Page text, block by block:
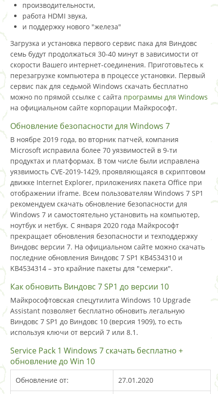
производительности,
работа HDMI звука,
и поддержку нового "железа"
Загрузка и установка первого сервис пака для Виндовс
семь будут продолжаться 30-40 минут в зависимости от
скорости Вашего интернет-соединения. Приготовьтесь к
перезагрузке компьютера в процессе установки. Первый
сервис пак для седьмой Windows скачать бесплатно
можно по прямой ссылке с сайта программы для Windows
на официальном сайте корпорации Майкрософт.
Обновление безопасности для Windows 7
В ноябре 2019 года, во вторник патчей, компания
Microsoft исправила более 70 уязвимостей в 9-ти
продуктах и платформах. В том числе были исправлена
уязвимость CVE-2019-1429, проявляющаяся в скриптовом
движке Internet Explorer, приложениях пакета Office при
отображении iframe. Всем пользователям Windows 7 SP1
рекомендуем скачать обновление безопасности для
Windows 7 и самостоятельно установить на компьютер,
ноутбук и нетбук. С января 2020 года Майкрософт
прекращает обновления безопасности и техподдержку
Виндовс версии 7. На официальном сайте можно скачать
последние обновления Виндовс 7 SP1 KB4534310 и
KB4534314 – это крайние пакеты для "семерки".
Как обновить Виндовс 7 SP1 до версии 10
Майкрософтовская спецутилита Windows 10 Upgrade
Assistant позволяет бесплатно обновить легальную
Виндовс 7 SP1 до Виндовс 10 (версия 1909), то есть
используя ключи от версий 7 или 8.1.
Service Pack 1 Windows 7 скачать бесплатно +
обновление до Win 10
Обновление от: 27.01.2020